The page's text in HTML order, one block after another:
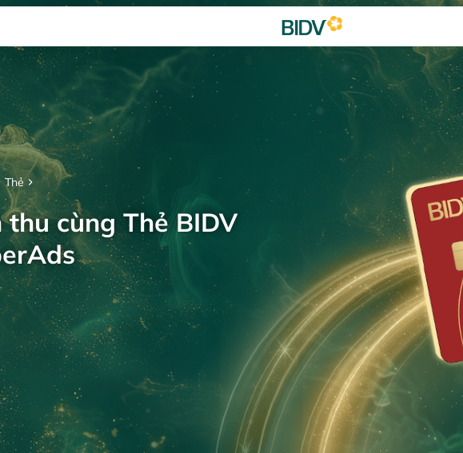
Thẻ
cùng Thẻ BIDV